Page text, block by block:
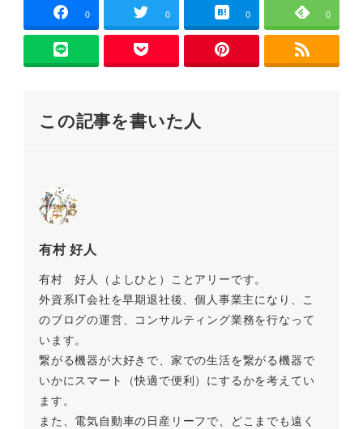
e
b
o
k
er l n y
Li
n
0 0 0 0
この記事を書いた人
有村 好人
有村 好人（よしひと）ことアリーです。
外資系IT会社を早期退社後、個人事業主になり、こ
のブログの運営、コンサルティング業務を行なって
います。
繋がる機器が大好きで、家での生活を繋がる機器で
いかにスマート（快適で便利）にするかを考えてい
ます。
また、電気自動車の日産リーフで、どこまでも遠く